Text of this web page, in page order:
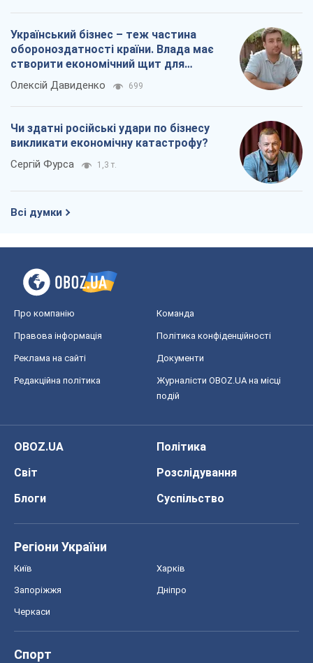
Український бізнес – теж частина
обороноздатності країни. Влада має
створити економічний щит для
компаній
Олексій Давиденко 699
Чи здатні російські удари по бізнесу
викликати економічну катастрофу?
Сергій Фурса 1,3 т.
Всі думки
Про компанію Команда
Правова інформація Політика конфіденційності
Реклама на сайті Документи
Редакційна політика
Журналісти OBOZ.UA на місці
подій
OBOZ.UA
Політика
Світ
Розслідування
Блоги
Суспільство
Регіони України
Київ Харків
Запоріжжя Дніпро
Черкаси
Спорт